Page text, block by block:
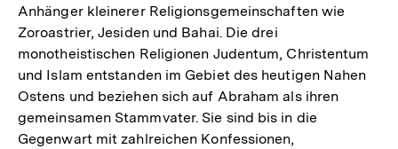
Anhänger kleinerer Religionsgemeinschaften wie
Zoroastrier, Jesiden und Bahai. Die drei
monotheistischen Religionen Judentum, Christentum
und Islam entstanden im Gebiet des heutigen Nahen
Ostens und beziehen sich auf Abraham als ihren
gemeinsamen Stammvater. Sie sind bis in die
Gegenwart mit zahlreichen Konfessionen,